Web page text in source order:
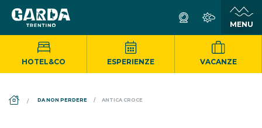
HOTEL&CO ESPERIENZE VACANZE
DA NON PERDERE ANTICA CROCE